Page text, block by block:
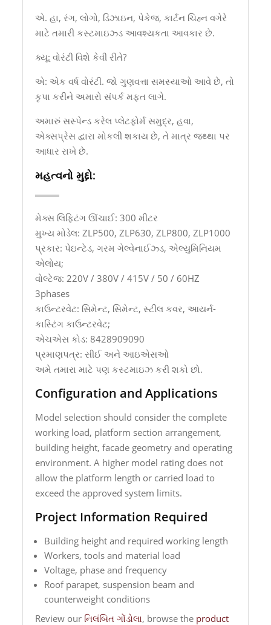
એ. હા, રંગ, લોગો, ડિઝાઇન, પેકેજ, કાર્ટન ચિહ્ન વગેરે
માટે તમારી કસ્ટમાઇઝ્ડ આવશ્યકતા આવકાર છે.
ક્યૂ: વોરંટી વિશે કેવી રીતે?
એ: એક વર્ષ વોરંટી. જો ગુણવત્તા સમસ્યાઓ આવે છે, તો
કૃપા કરીને અમારો સંપર્ક મફત લાગે.
અમારું સસ્પેન્ડ કરેલ પ્લેટફોર્મ સમુદ્ર, હવા,
એક્સપ્રેસ દ્વારા મોકલી શકાય છે, તે માત્ર જથ્થા પર
આધાર રાખે છે.
મહત્વનો મુદ્દો:
મેક્સ લિફ્ટિંગ ઊંચાઈ: 300 મીટર
મુખ્ય મોડેલ: ZLP500, ZLP630, ZLP800, ZLP1000
પ્રકાર: પેઇન્ટેડ, ગરમ ગેલ્વેનાઈઝ્ડ, એલ્યુમિનિયમ
એલોય;
વોલ્ટેજ: 220V / 380V / 415V / 50 / 60HZ
3phases
કાઉન્ટરવેટ: સિમેન્ટ, સિમેન્ટ, સ્ટીલ કવર, આયર્ન-
કાસ્ટિંગ કાઉન્ટરવેટ;
એચએસ કોડ: 8428909090
પ્રમાણપત્ર: સીઈ અને આઇએસઓ
અમે તમારા માટે પણ કસ્ટમાઇઝ કરી શકો છો.
Configuration and Applications
Model selection should consider the complete
working load, platform section arrangement,
building height, facade geometry and operating
environment. A higher model rating does not
allow the platform length or carried load to
exceed the approved system limits.
Project Information Required
Building height and required working length
Workers, tools and material load
Voltage, phase and frequency
Roof parapet, suspension beam and
counterweight conditions
Review our નિલંબિત ગોંડોલા, browse the product